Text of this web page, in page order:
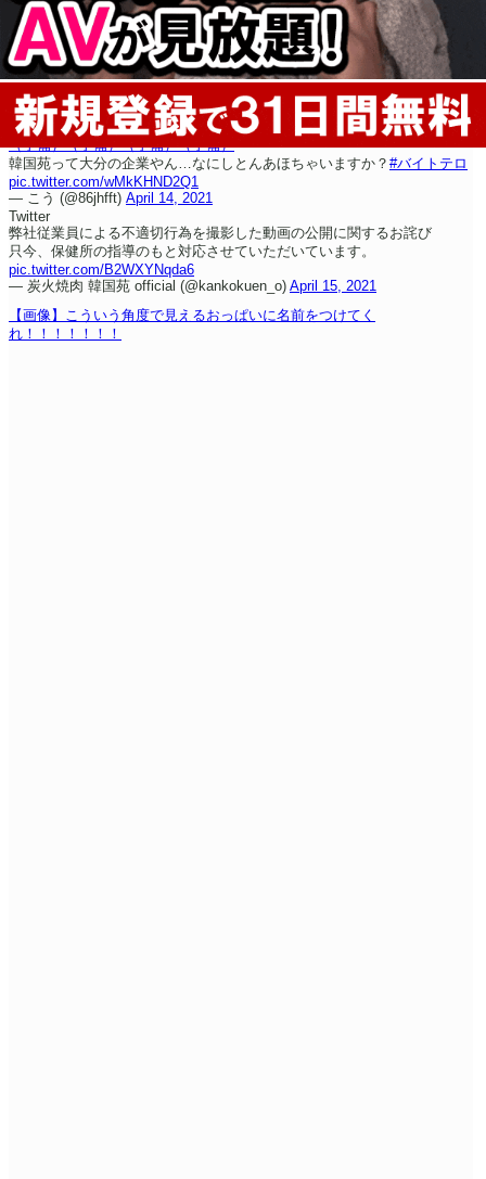
（予備）（予備）（予備）（予備）
韓国苑って大分の企業やん…なにしとんあほちゃいますか？ #バイトテロ
pic.twitter.com/wMkKHND2Q1
— こう (@86jhfft) April 14, 2021
Twitter
弊社従業員による不適切行為を撮影した動画の公開に関するお詫び
只今、保健所の指導のもと対応させていただいています。
pic.twitter.com/B2WXYNqda6
— 炭火焼肉 韓国苑 official (@kankokuen_o) April 15, 2021
【画像】こういう角度で見えるおっぱいに名前をつけてく
れ！！！！！！！